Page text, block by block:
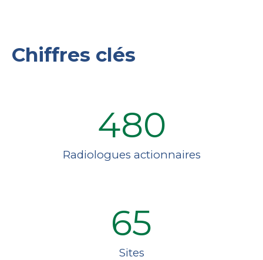
Chiffres clés
480
Radiologues actionnaires
65
Sites